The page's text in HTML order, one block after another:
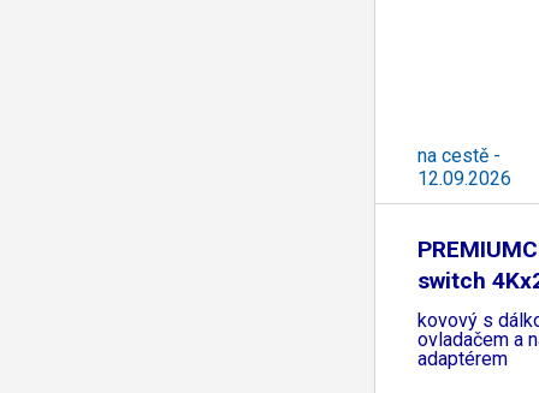
na cestě -
12.09.2026
switch
3:1
kovový s
ovladačem a
adaptérem